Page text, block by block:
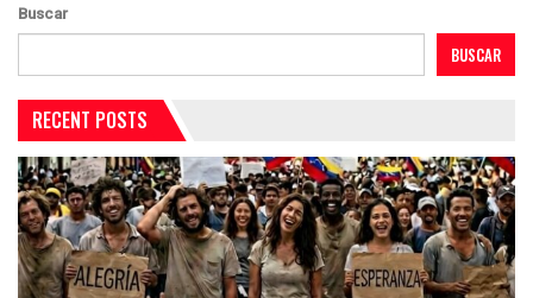
Buscar
BUSCAR
RECENT POSTS